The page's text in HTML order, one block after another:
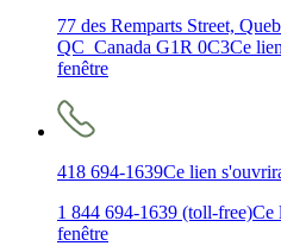
77 des Remparts Street,
QC Canada G1R 0C3Ce
fenêtre
418 694-1639Ce lien
1 844 694-1639 (toll-free)Ce
fenêtre